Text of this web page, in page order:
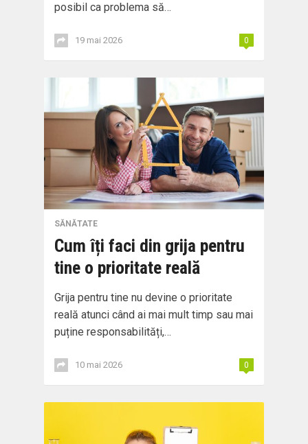
posibil ca problema să…
19 mai 2026 0
SĂNĂTATE
Cum îți faci din grija pentru
tine o prioritate reală
Grija pentru tine nu devine o prioritate
reală atunci când ai mai mult timp sau mai
puține responsabilități,…
10 mai 2026 0